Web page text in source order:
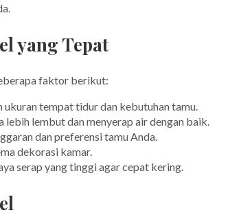
yang Tepat
faktor berikut:
ukuran tempat tidur dan kebutuhan tamu.
lembut dan menyerap air dengan baik.
dan preferensi tamu Anda.
dekorasi kamar.
serap yang tinggi agar cepat kering.